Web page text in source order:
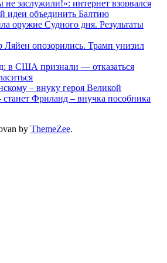
не заслужили!»: интернет взорвался
идеи объединить Балтию
оружие Судного дня. Результаты
Ляйен опозорились. Трамп унизил
в США признали — отказаться
– внуку героя Великой
станет Фриланд – внучка пособника
by ThemeZee.